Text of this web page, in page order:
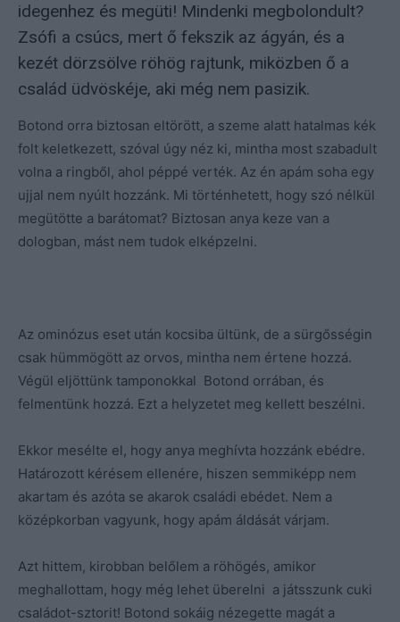
idegenhez és megüti! Mindenki megbolondult?
Zsófi a csúcs, mert ő fekszik az ágyán, és a
kezét dörzsölve röhög rajtunk, miközben ő a
család üdvöskéje, aki még nem pasizik.
Botond orra biztosan eltörött, a szeme alatt hatalmas kék
folt keletkezett, szóval úgy néz ki, mintha most szabadult
volna a ringből, ahol péppé verték. Az én apám soha egy
ujjal nem nyúlt hozzánk. Mi történhetett, hogy szó nélkül
megütötte a barátomat? Biztosan anya keze van a
dologban, mást nem tudok elképzelni.
Az ominózus eset után kocsiba ültünk, de a sürgősségin
csak hümmögött az orvos, mintha nem értene hozzá.
Végül eljöttünk tamponokkal Botond orrában, és
felmentünk hozzá. Ezt a helyzetet meg kellett beszélni.
Ekkor mesélte el, hogy anya meghívta hozzánk ebédre.
Határozott kérésem ellenére, hiszen semmiképp nem
akartam és azóta se akarok családi ebédet. Nem a
középkorban vagyunk, hogy apám áldását várjam.
Azt hittem, kirobban belőlem a röhögés, amikor
meghallottam, hogy még lehet überelni a játsszunk cuki
családot-sztorit! Botond sokáig nézegette magát a